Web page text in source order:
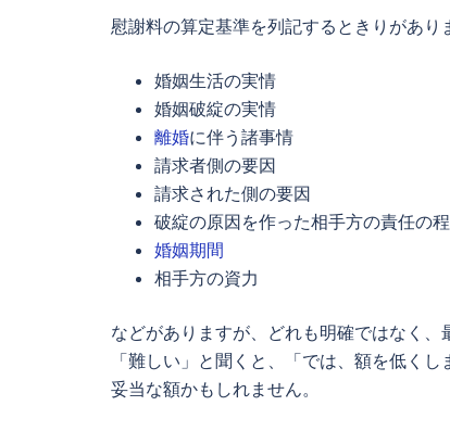
慰謝料の算定基準を列記するときりがあり
婚姻生活の実情
婚姻破綻の実情
離婚に伴う諸事情
請求者側の要因
請求された側の要因
破綻の原因を作った相手方の責任の
婚姻期間
相手方の資力
などがありますが、どれも明確ではなく、
「難しい」と聞くと、「では、額を低く
妥当な額かもしれません。